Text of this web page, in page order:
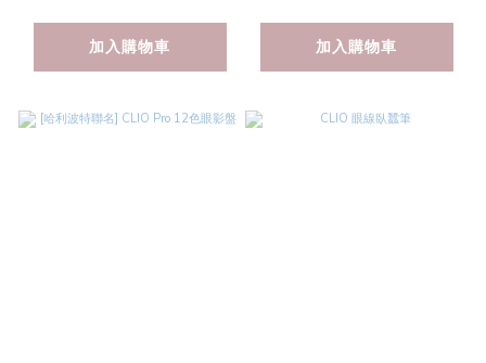
加入購物車 加入購物車